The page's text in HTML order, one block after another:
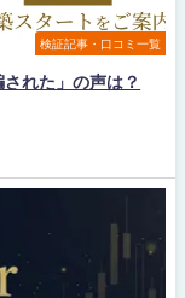
検証記事・口コミ一覧
れた」の声は？